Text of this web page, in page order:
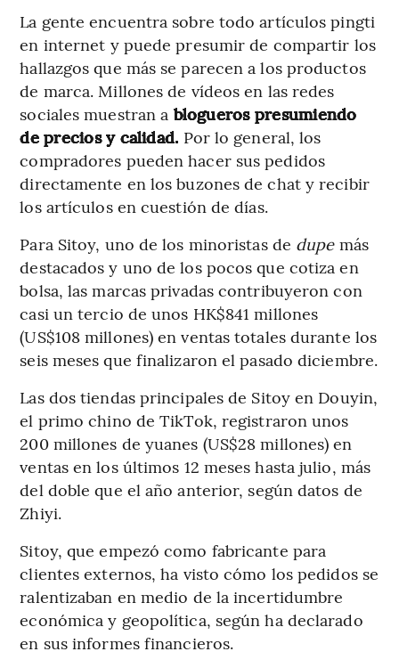
La gente encuentra sobre todo artículos pingti
en internet y puede presumir de compartir los
hallazgos que más se parecen a los productos
de marca. Millones de vídeos en las redes
sociales muestran a blogueros presumiendo
de precios y calidad. Por lo general, los
compradores pueden hacer sus pedidos
directamente en los buzones de chat y recibir
los artículos en cuestión de días.
Para Sitoy, uno de los minoristas de dupe más
destacados y uno de los pocos que cotiza en
bolsa, las marcas privadas contribuyeron con
casi un tercio de unos HK$841 millones
(US$108 millones) en ventas totales durante los
seis meses que finalizaron el pasado diciembre.
Las dos tiendas principales de Sitoy en Douyin,
el primo chino de TikTok, registraron unos
200 millones de yuanes (US$28 millones) en
ventas en los últimos 12 meses hasta julio, más
del doble que el año anterior, según datos de
Zhiyi.
Sitoy, que empezó como fabricante para
clientes externos, ha visto cómo los pedidos se
ralentizaban en medio de la incertidumbre
económica y geopolítica, según ha declarado
en sus informes financieros.